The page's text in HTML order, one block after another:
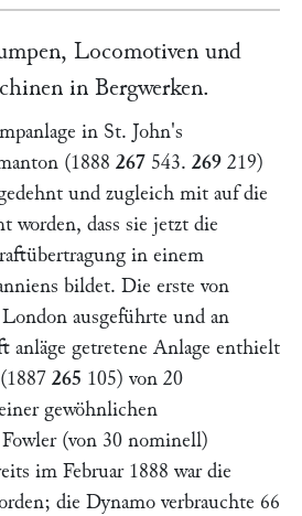
Locomotiven und
in Bergwerken.
in St. John's
(1888 267 543. 269 219)
und zugleich mit auf die
worden, dass sie jetzt die
in einem
bildet. Die erste von
ausgeführte und an
anläge getretene Anlage enthielt
265 105) von 20
gewöhnlichen
Fowler(von 30 nominell)
im Februar 1888 war die
die Dynamo verbrauchte 66